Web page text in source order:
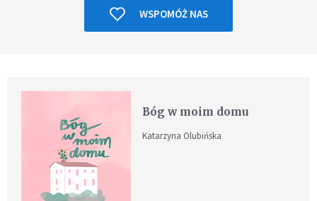
WSPOMÓŻ NAS
Bóg w moim domu
Katarzyna Olubińska